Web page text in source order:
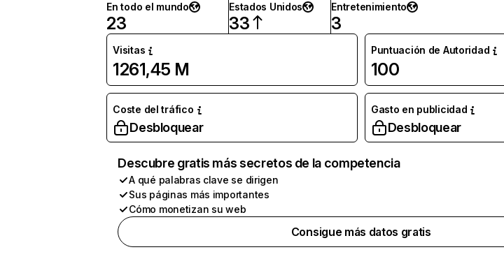
En todo el mundo
23
Estados Unidos
33
Entretenimiento
3
Visitas
1261,45 M
Puntuación de Autoridad
100
Coste del tráfico
Desbloquear
Gasto en publicidad
Desbloquear
Descubre gratis más secretos de la competencia
A qué palabras clave se dirigen
Sus páginas más importantes
Cómo monetizan su web
Consigue más datos gratis